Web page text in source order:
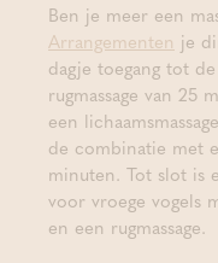
Ben je meer een
Arrangementen je
dagje toegang tot
rugmassage van 25
een
de combinatie met
minuten. Tot slot is
voor vroege vogels
en een rugmassage.